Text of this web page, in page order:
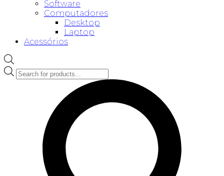
Software
Computadores
Desktop
Laptop
Acessórios
Products
search